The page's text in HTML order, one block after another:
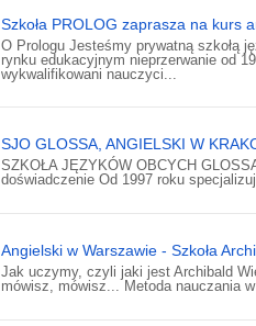
Szkoła PROLOG zaprasza na kurs
O Prologu Jesteśmy prywatną szkołą
rynku edukacyjnym nieprzerwanie od
wykwalifikowani nauczyci...
SJO GLOSSA, ANGIELSKI W
SZKOŁA JĘZYKÓW OBCYCH
doświadczenie Od 1997 roku
Angielski w Warszawie - Szkoła
Jak uczymy, czyli jaki jest Archibald
mówisz, mówisz... Metoda nauczania